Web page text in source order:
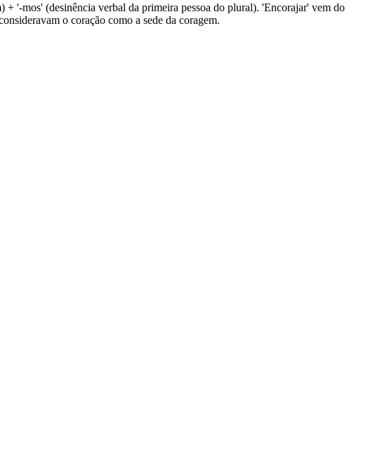
'-mos' (desinência verbal da primeira pessoa do plural). 'Encorajar' vem do
o coração como a sede da coragem.